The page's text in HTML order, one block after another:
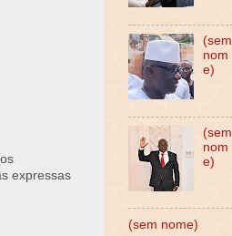
expressas
(sem
nom
e)
(sem
nom
e)
(sem nome)